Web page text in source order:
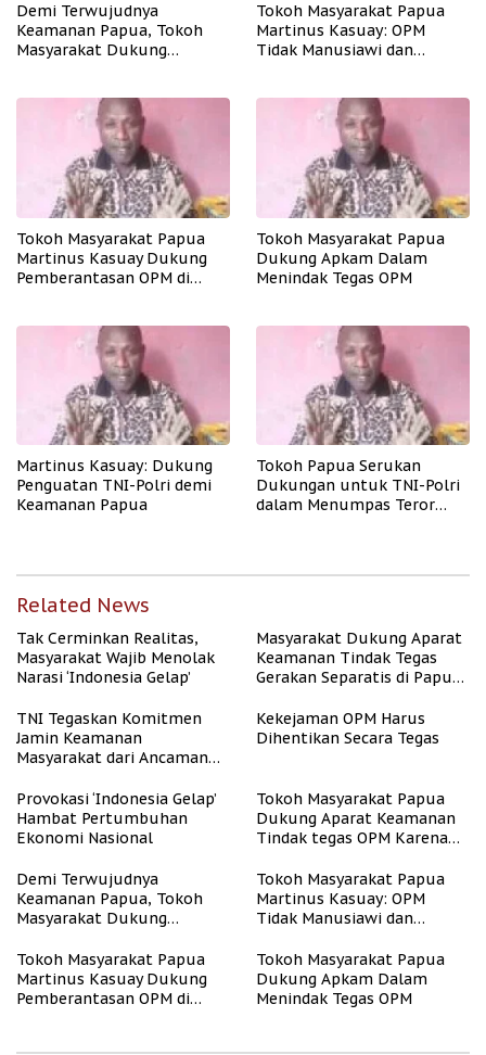
Demi Terwujudnya
Keamanan Papua, Tokoh
Masyarakat Dukung
Tokoh Masyarakat Papua
Martinus Kasuay: OPM
Tidak Manusiawi dan
Tokoh Masyarakat Papua
Martinus Kasuay Dukung
Pemberantasan OPM di
Tokoh Masyarakat Papua
Dukung Apkam Dalam
Menindak Tegas OPM
Martinus Kasuay: Dukung
Penguatan TNI-Polri demi
Keamanan Papua
Tokoh Papua Serukan
Dukungan untuk TNI-Polri
dalam Menumpas Teror
Related News
Tak Cerminkan Realitas,
Masyarakat Wajib Menolak
Narasi ‘Indonesia Gelap’
Masyarakat Dukung Aparat
Keamanan Tindak Tegas
Gerakan Separatis di Papua
TNI Tegaskan Komitmen
Jamin Keamanan
Masyarakat dari Ancaman
Kekejaman OPM Harus
Dihentikan Secara Tegas
Provokasi ‘Indonesia Gelap’
Hambat Pertumbuhan
Ekonomi Nasional
Tokoh Masyarakat Papua
Dukung Aparat Keamanan
Tindak tegas OPM Karena
Demi Terwujudnya
Keamanan Papua, Tokoh
Masyarakat Dukung
Terhadap OPM
Tokoh Masyarakat Papua
Martinus Kasuay: OPM
Tidak Manusiawi dan
Tokoh Masyarakat Papua
Martinus Kasuay Dukung
Pemberantasan OPM di
Tokoh Masyarakat Papua
Dukung Apkam Dalam
Menindak Tegas OPM